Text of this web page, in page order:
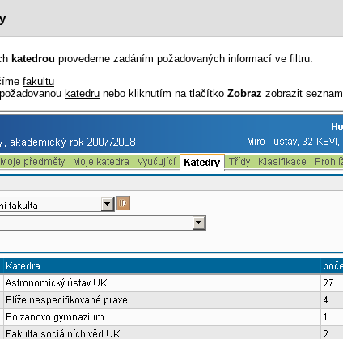
katedrou provedeme zadáním požadovaných informací ve filtru.
fakultu
katedru nebo kliknutím na tlačítko Zobraz zobrazit